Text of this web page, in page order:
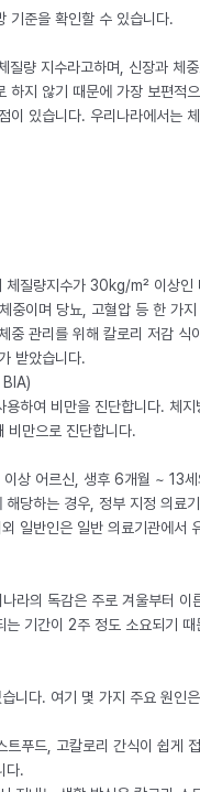
기준을 확인할 수 있습니다.
량 지수라고하며, 신장과 체
하지 않기 때문에 가장 보편적
이 있습니다. 우리나라에서는
체질량지수가 30kg/m² 이상인
이며 당뇨, 고혈압 등 한 가지
중 관리를 위해 칼로리 저감 식
받았습니다.
하여 비만을 진단합니다. 체지
만으로 진단합니다.
상 어르신, 생후 6개월 ~ 13
당하는 경우, 정부 지정 의료
일반인은 일반 의료기관에서
라의 독감은 주로 겨울부터 이
는 기간이 2주 정도 소요되기 때
니다. 여기 몇 가지 주요 원인
푸드, 고칼로리 간식이 쉽게
다.